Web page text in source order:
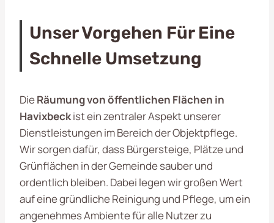
Unser Vorgehen Für Eine
Schnelle Umsetzung
DieRäumung von öffentlichen Flächen in
Havixbeckist ein zentraler Aspekt unserer
Dienstleistungen im Bereich der Objektpflege.
Wir sorgen dafür, dass Bürgersteige, Plätze und
Grünflächen in der Gemeinde sauber und
ordentlich bleiben. Dabei legen wir großen Wert
auf eine gründliche Reinigung und Pflege, um ein
angenehmes Ambiente für alle Nutzer zu